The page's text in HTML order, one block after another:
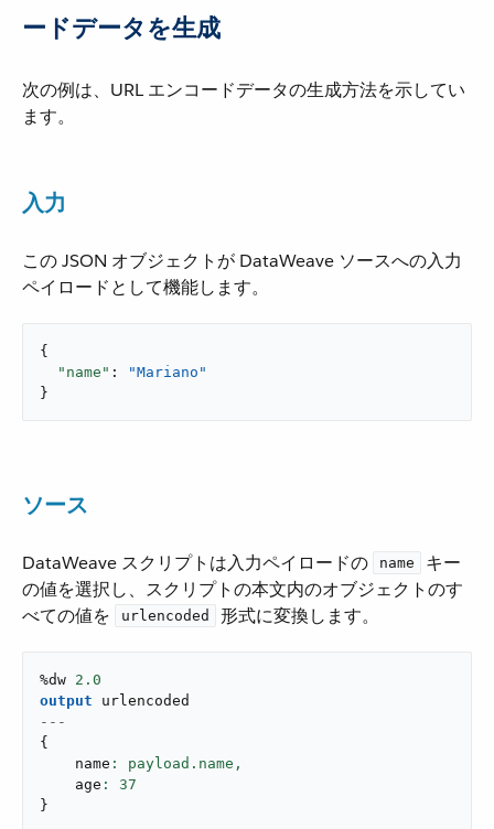
ードデータを生成
次の例は、URL エンコードデータの生成方法を示してい
ます。
入力
この JSON オブジェクトが DataWeave ソースへの入力
ペイロードとして機能します。
{
"name" :
"Mariano"
}
ソース
DataWeave スクリプトは入力ペイロードの ​ name
​ キー
の値を選択し、スクリプトの本文内のオブジェクトのす
べての値を ​
urlencoded ​ 形式に変換します。
%dw 2.0
output
---
{
    name
: payload.name,
    age
: 37
}